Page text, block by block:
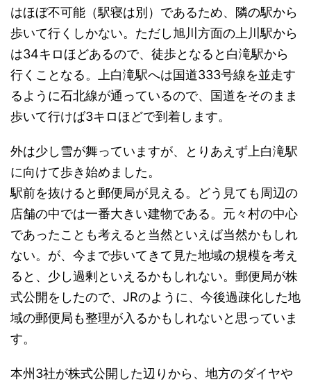
はほぼ不可能（駅寝は別）であるため、隣の駅から
歩いて行くしかない。ただし旭川方面の上川駅から
は34キロほどあるので、徒歩となると白滝駅から
行くことなる。上白滝駅へは国道333号線を並走す
るように石北線が通っているので、国道をそのまま
歩いて行けば3キロほどで到着します。
外は少し雪が舞っていますが、とりあえず上白滝駅
に向けて歩き始めました。
駅前を抜けると郵便局が見える。どう見ても周辺の
店舗の中では一番大きい建物である。元々村の中心
であったことも考えると当然といえば当然かもしれ
ない。が、今まで歩いてきて見た地域の規模を考え
ると、少し過剰といえるかもしれない。郵便局が株
式公開をしたので、JRのように、今後過疎化した地
域の郵便局も整理が入るかもしれないと思っていま
す。
本州3社が株式公開した辺りから、地方のダイヤや